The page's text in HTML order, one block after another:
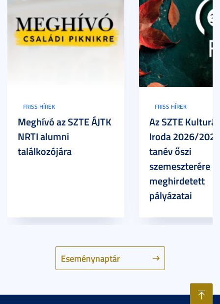
Eseménynaptár
FRISS HÍREK
Meghívó az SZTE ÁJTK
NRTI alumni
találkozójára
FRISS HÍREK
Az SZTE
Iroda 2026/
tanév őszi
szemeszterére
meghirdetett
pályázatai